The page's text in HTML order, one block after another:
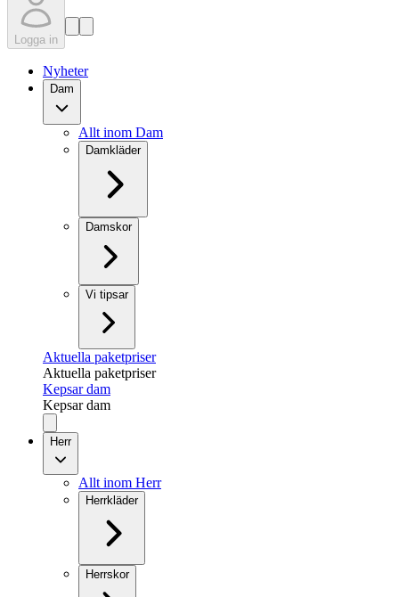
Logga in
Nyheter
Dam
Allt inom Dam
Damkläder
Damskor
Vi tipsar
Aktuella paketpriser
Aktuella paketpriser
Kepsar dam
Kepsar dam
Herr
Allt inom Herr
Herrkläder
Herrskor